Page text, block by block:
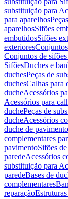
substituição para
para aparelhos
aparelhosSifões
embutidosSifões
exteriores
Conjuntos de
SifõesDuches e
duchesPeças de
duchesCalhas para
ducheAcessórios
Acessórios para
duchePeças de
ducheAcessórios
duche de pavimento
complementares
pavimentoSifões
paredeAcessórios
substituição para
paredeBases de
complementares
reparação